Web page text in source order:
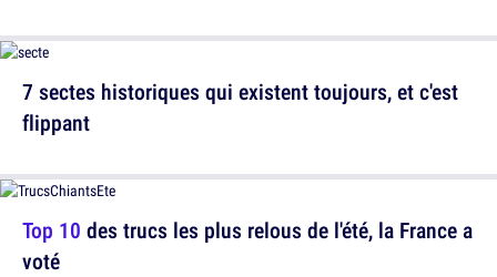
Top 10 des trucs les plus relous de l'été, la France a
voté
7 sectes historiques qui existent toujours, et c'est
flippant